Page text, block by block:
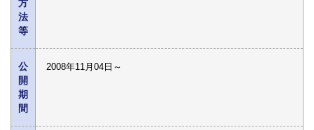
方
法
等
公
開
期
間
2008年11月04日～